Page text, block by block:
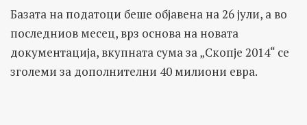
Базата на податоци беше објавена на 26 јули, а во
последниов месец, врз основа на новата
документација, вкупната сума за „Скопје 2014“ се
зголеми за дополнителни 40 милиони евра.